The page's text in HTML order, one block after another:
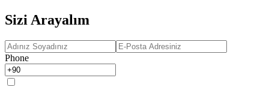
Sizi Arayalım
Phone